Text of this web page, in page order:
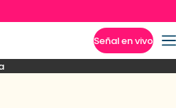
Señal en vivo
PolicialPolíticaEspectáculo